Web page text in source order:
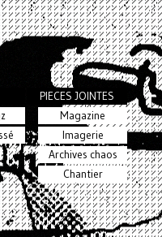
PIECES JOINTES
Magazine
Imagerie
Archives chaos
Chantier